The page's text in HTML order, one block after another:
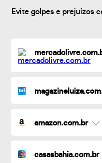
Evite golpes e prejuízos
amazon.com.br
casasbahia.com.br